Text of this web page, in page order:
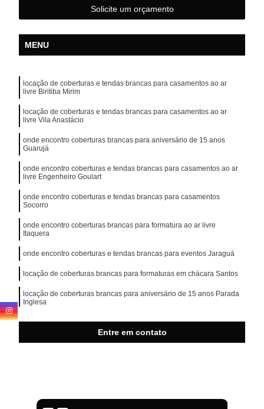
Solicite um orçamento
MENU
locação de coberturas e tendas brancas para casamentos ao ar
livre Biritiba Mirim
locação de coberturas e tendas brancas para casamentos ao ar
livre Vila Anastácio
onde encontro coberturas brancas para aniversário de 15 anos
Guarujá
onde encontro coberturas e tendas brancas para casamentos ao ar
livre Engenheiro Goulart
onde encontro coberturas e tendas brancas para casamentos
Socorro
onde encontro coberturas brancas para formatura ao ar livre
Itaquera
onde encontro coberturas e tendas brancas para eventos Jaraguá
locação de coberturas brancas para formaturas em chácara Santos
locação de coberturas brancas para aniversário de 15 anos Parada
Inglesa
coberturas brancas para aniversário de 15 anos Parada Inglesa
Entre em contato